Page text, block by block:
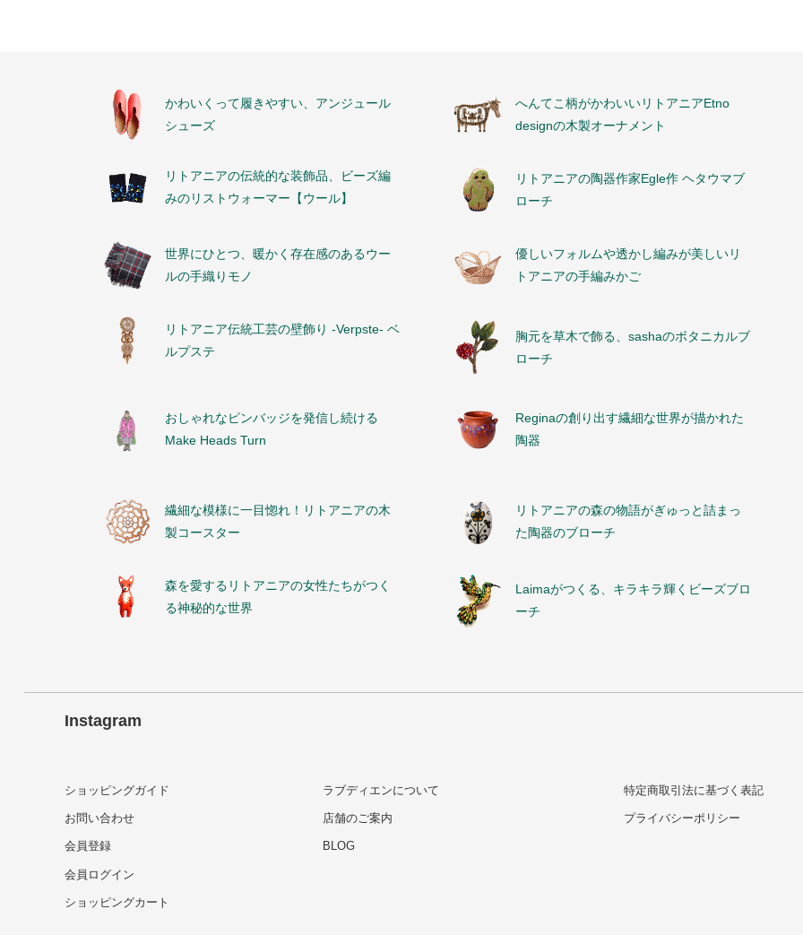
かわいくって履きやすい、アンジュール
シューズ
へんてこ柄がかわいいリトアニアEtno
designの木製オーナメント
リトアニアの伝統的な装飾品、ビーズ編
みのリストウォーマー【ウール】
リトアニアの陶器作家Egle作 ヘタウマブ
ローチ
世界にひとつ、暖かく存在感のあるウー
ルの手織りモノ
優しいフォルムや透かし編みが美しいリ
トアニアの手編みかご
リトアニア伝統工芸の壁飾り -Verpste- ベ
ルプステ
胸元を草木で飾る、sashaのボタニカルブ
ローチ
おしゃれなピンバッジを発信し続ける
Make Heads Turn
Reginaの創り出す繊細な世界が描かれた
陶器
繊細な模様に一目惚れ！リトアニアの木
製コースター
リトアニアの森の物語がぎゅっと詰まっ
た陶器のブローチ
森を愛するリトアニアの女性たちがつく
る神秘的な世界
Laimaがつくる、キラキラ輝くビーズブロ
ーチ
Instagram
ショッピングガイド
お問い合わせ
会員登録
会員ログイン
ショッピングカート
ラブディエンについて
店舗のご案内
BLOG
特定商取引法に基づく表記
プライバシーポリシー